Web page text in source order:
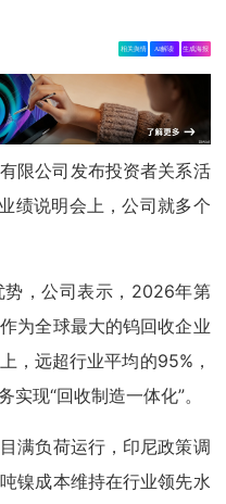
相关舆情 AI解读 生成海报
限公司发布投资者关系活
绩说明会上，公司就多个
，公司表示，2026年第
为全球最大的钨回收企业
，远超行业平均的95%，
现“回收制造一体化”。
满负荷运行，印尼政策调
镍成本维持在行业领先水